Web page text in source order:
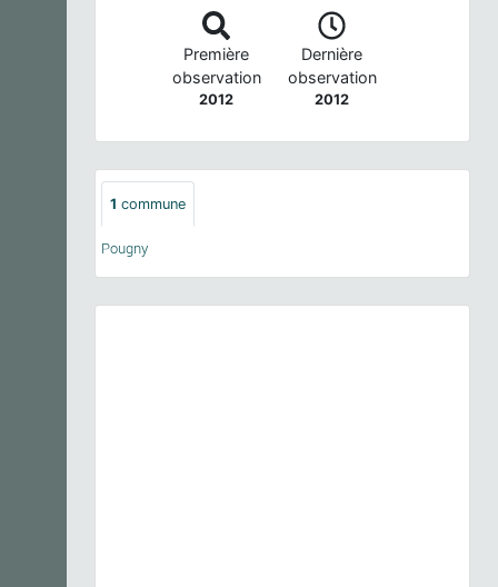
Première
observation
2012
Dernière
observation
2012
1 commune
Pougny